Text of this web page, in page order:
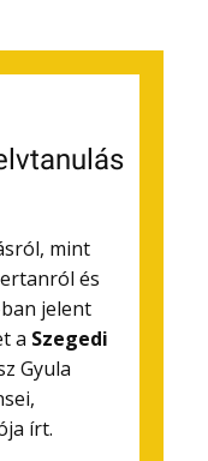
mint
és
jelent
a Szegedi
Gyula
írt.